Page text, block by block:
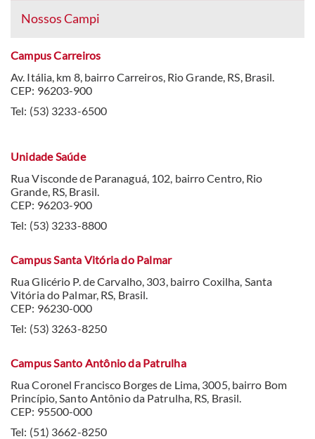
Nossos Campi
Campus Carreiros
Av. Itália, km 8, bairro Carreiros, Rio Grande, RS, Brasil.
CEP: 96203-900
Tel: (53) 3233-6500
Unidade Saúde
Rua Visconde de Paranaguá, 102, bairro Centro, Rio
Grande, RS, Brasil.
CEP: 96203-900
Tel: (53) 3233-8800
Campus Santa Vitória do Palmar
Rua Glicério P. de Carvalho, 303, bairro Coxilha, Santa
Vitória do Palmar, RS, Brasil.
CEP: 96230-000
Tel: (53) 3263-8250
Campus Santo Antônio da Patrulha
Rua Coronel Francisco Borges de Lima, 3005, bairro Bom
Princípio, Santo Antônio da Patrulha, RS, Brasil.
CEP: 95500-000
Tel: (51) 3662-8250